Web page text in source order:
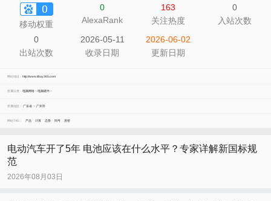
移动权重
0
AlexaRank
163
关注热度
0
入站次数
0
出站次数
2026-05-11
收录日期
2026-06-02
更新日期
网站地址： http://www.itbuy365.com
所属分类： 电脑网络>电脑硬件>
所属地区： 广东省> 广州市
网站TAG： 产品 计算 态势 同号 泄密
电动汽车开了5年 电池应该在什么水平？专家详解新国标规
范
2026年08月03日